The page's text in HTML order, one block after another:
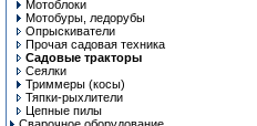
Мотоблоки
Мотобуры, ледорубы
Опрыскиватели
Прочая садовая техника
Садовые тракторы
Сеялки
Триммеры (косы)
Тяпки-рыхлители
Цепные пилы